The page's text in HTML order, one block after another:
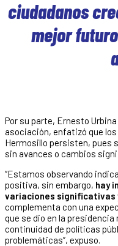
ciudadanos
mejor
Por su parte, Ernesto
asociación, enfatizó que
Hermosillo persisten, pues
sin avances o cambios
“Estamos observando
positiva, sin embargo, hay
variaciones significativas
complementa con una
que se dio en la
continuidad de políticas
problemáticas”, expuso.